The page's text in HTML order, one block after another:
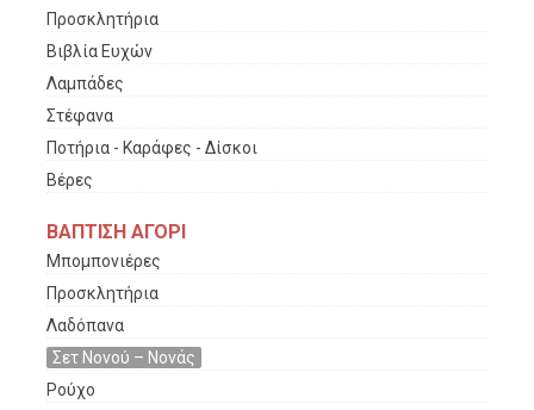
Προσκλητήρια
Βιβλία Ευχών
Λαμπάδες
Στέφανα
Ποτήρια - Καράφες - Δίσκοι
Βέρες
ΒΑΠΤΙΣΗ ΑΓΟΡΙ
Μπομπονιέρες
Προσκλητήρια
Λαδόπανα
Σετ Νονού – Νονάς
Ρούχο